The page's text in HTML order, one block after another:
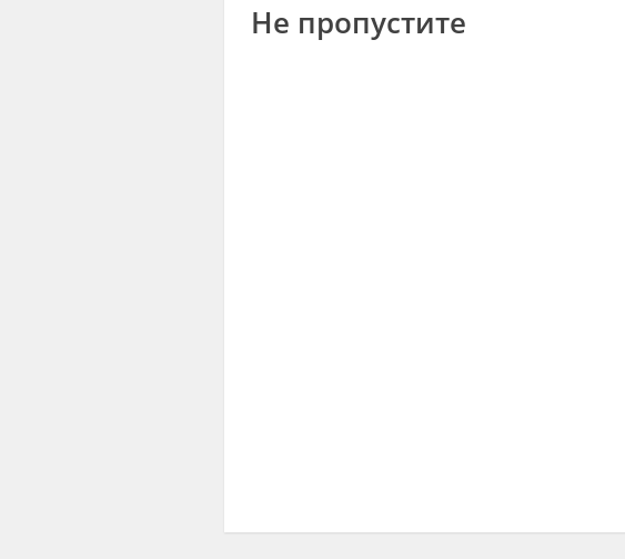
Не пропустите